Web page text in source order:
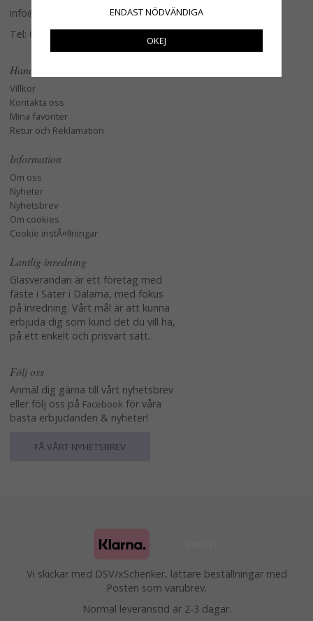
info@glasverandan.se
Tel: 079-3495968
Handla
Villkor
Kontakta oss
Mina favoriter
Retur och Reklamation
Information
Om oss
Nyheter
Nyhetsbrev
Om cookies
Cookie instÃ¤llningar
Lantlig inredning
Glasverandan är ett företag med
fäste i Säter i Dalarna, med fokus
på inredning. Vårt mål är att kunna
erbjuda dig som kund det du vill ha,
på ett enkelt och prisvärt sätt.
Följ oss
Anmäl dig gärna till vårt nyhetsbrev
eller följ oss på Facebook för våra
bästa erbjudanden & nyheter!
FÅ VÅRT NYHETSBREV
Vi skickar med DSV/xSchenker, lättare beställningar med
Posten som varubrev.
Normal leveranstid är 2-3 dagar.
ENDAST NÖDVÄNDIGA
OKEJ